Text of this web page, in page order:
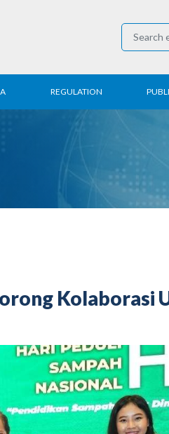
REGULATION
E-
Kolaborasi